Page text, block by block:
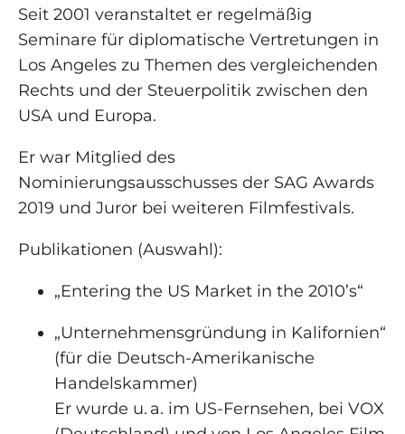
Seit 2001 veranstaltet er regelmäßig
Seminare für diplomatische Vertretungen in
Los Angeles zu Themen des vergleichenden
Rechts und der Steuerpolitik zwischen den
USA und Europa.
Er war Mitglied des
Nominierungsausschusses der SAG Awards
2019 und Juror bei weiteren Filmfestivals.
Publikationen (Auswahl):
„Entering the US Market in the 2010’s“
„Unternehmensgründung in Kalifornien“
(für die Deutsch-Amerikanische
Handelskammer)
Er wurde u. a. im US-Fernsehen, bei VOX